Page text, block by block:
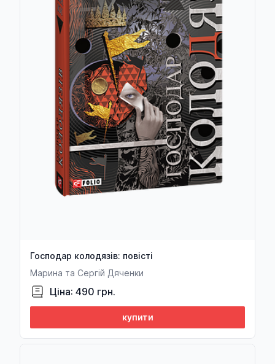
Господар колодязів: повісті
Марина та Сергій Дяченки
Ціна: 490 грн.
купити